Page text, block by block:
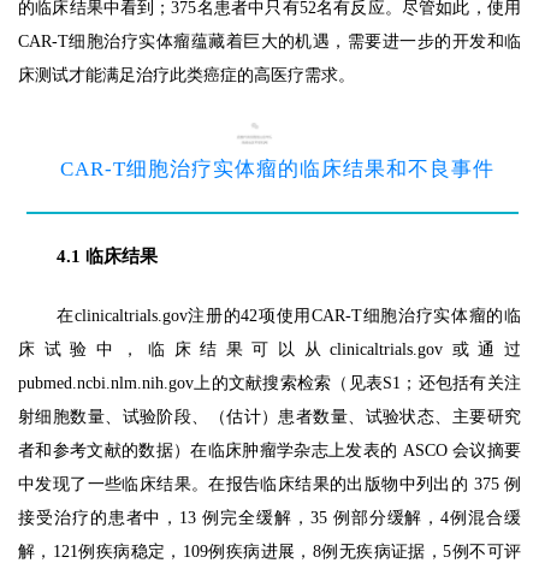
的临床结果中看到；375名患者中只有52名有反应。尽管如此，使用
CAR-T细胞治疗实体瘤蕴藏着巨大的机遇，需要进一步的开发和临
床测试才能满足治疗此类癌症的高医疗需求。
4
CAR-T细胞治疗实体瘤的临床结果和不良事件
4.1 临床结果
在clinicaltrials.gov注册的42项使用CAR-T细胞治疗实体瘤的临
床试验中，临床结果可以从clinicaltrials.gov或通过
pubmed.ncbi.nlm.nih.gov上的文献搜索检索（见表S1；还包括有关注
射细胞数量、试验阶段、（估计）患者数量、试验状态、主要研究
者和参考文献的数据）在临床肿瘤学杂志上发表的 ASCO 会议摘要
中发现了一些临床结果。在报告临床结果的出版物中列出的 375 例
接受治疗的患者中，13 例完全缓解，35 例部分缓解，4例混合缓
解，121例疾病稳定，109例疾病进展，8例无疾病证据，5例不可评